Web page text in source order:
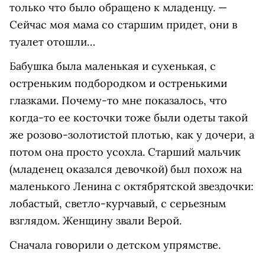
только что было обращено к младенцу. —
Сейчас моя мама со старшим придет, они в
туалет отошли…
Бабушка была маленькая и сухенькая, с
остреньким подбородком и остренькими
глазками. Почему-то мне показалось, что
когда-то ее косточки тоже были одеты такой
же розово-золотистой плотью, как у дочери, а
потом она просто усохла. Старший мальчик
(младенец оказался девочкой) был похож на
маленького Ленина с октябрятской звездочки:
лобастый, светло-курчавый, с серьезным
взглядом. Женщину звали Верой.
Сначала говорили о детском упрямстве.